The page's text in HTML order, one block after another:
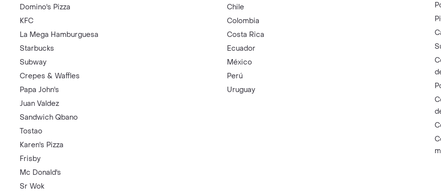
Domino's Pizza
KFC
La Mega Hamburguesa
Starbucks
Subway
Crepes & Waffles
Papa John's
Juan Valdez
Sandwich Qbano
Tostao
Karen's Pizza
Frisby
Mc Donald's
Sr Wok
Chile
Colombia
Costa Rica
Ecuador
México
Perú
Uruguay